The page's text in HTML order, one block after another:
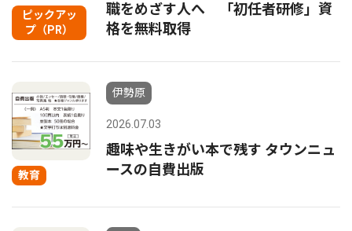
ピックアッ
プ（PR）
職をめざす人へ 「初任者研修」資
格を無料取得
教育
伊勢原
2026.07.03
趣味や生きがい本で残す タウンニュ
ースの自費出版